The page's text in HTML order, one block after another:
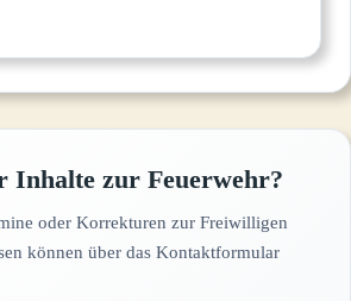
Inhalte zur Feuerwehr?
oder Korrekturen zur Freiwilligen
können über das Kontaktformular